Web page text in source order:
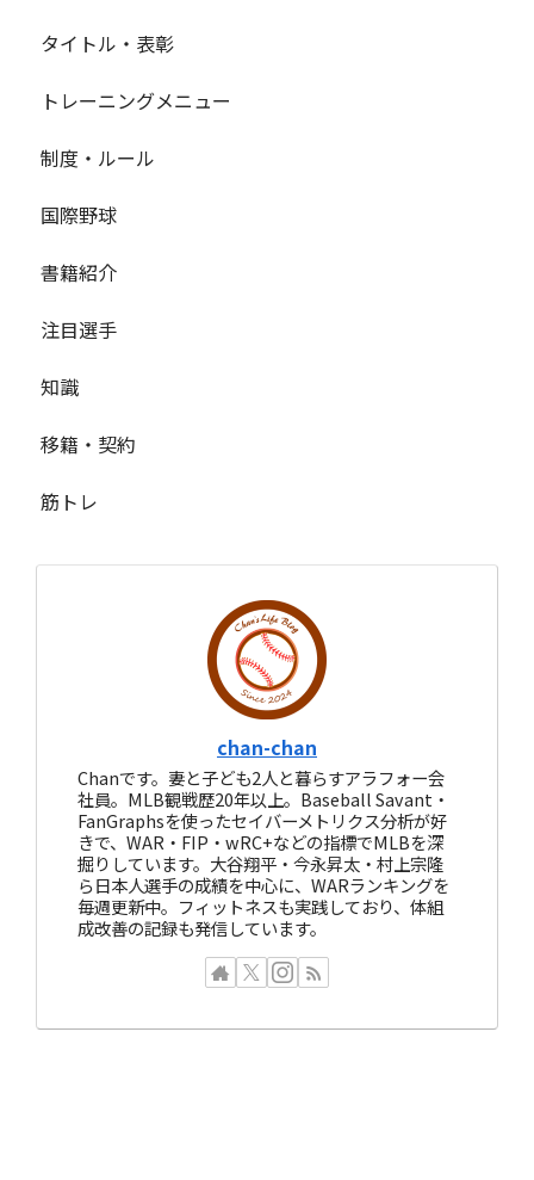
タイトル・表彰
トレーニングメニュー
制度・ルール
国際野球
書籍紹介
注目選手
知識
移籍・契約
筋トレ
chan-chan
Chanです。妻と子ども2人と暮らすアラフォー会
社員。MLB観戦歴20年以上。Baseball Savant・
FanGraphsを使ったセイバーメトリクス分析が好
きで、WAR・FIP・wRC+などの指標でMLBを深
掘りしています。大谷翔平・今永昇太・村上宗隆
ら日本人選手の成績を中心に、WARランキングを
毎週更新中。フィットネスも実践しており、体組
成改善の記録も発信しています。